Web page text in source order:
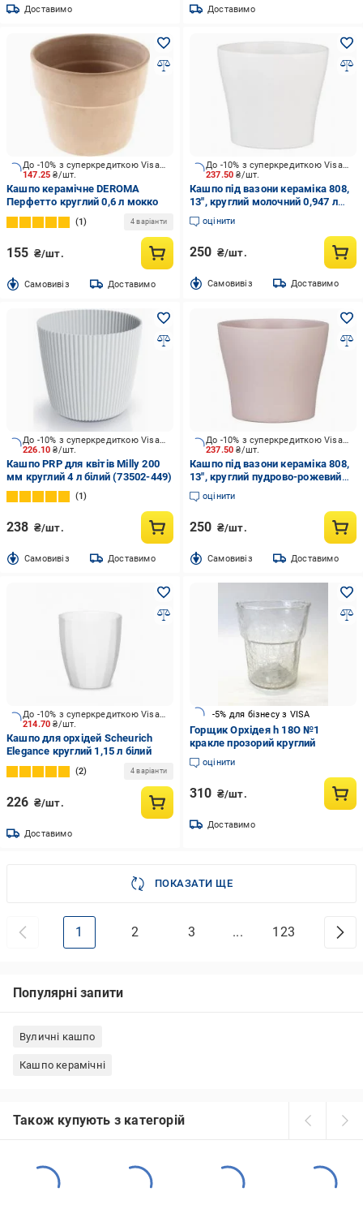
Доставимо Доставимо
147.25₴/шт.
До -10% з суперкредиткою Visa Вигода
Кашпо керамічне DEROMA
Перфетто круглий 0,6 л мокко
1 4 варіанти
155 ₴/шт.
Cамовивіз Доставимо
237.50₴/шт.
До -10% з суперкредиткою Visa Вигода
Кашпо під вазони кераміка 808,
13", круглий молочний 0,947 л
Scheurich (269398)
оцінити
250 ₴/шт.
Cамовивіз Доставимо
226.10₴/шт.
До -10% з суперкредиткою Visa Вигода
Кашпо PRP для квітів Milly 200
мм круглий 4 л білий (73502-449)
1
238 ₴/шт.
Cамовивіз Доставимо
237.50₴/шт.
До -10% з суперкредиткою Visa Вигода
Кашпо під вазони кераміка 808,
13", круглий пудрово-рожевий
0,947 л Scheurich (304167)
оцінити
250 ₴/шт.
Cамовивіз Доставимо
214.70₴/шт.
До -10% з суперкредиткою Visa Вигода
Кашпо для орхідей Scheurich
Elegance круглий 1,15 л білий
2 4 варіанти
226 ₴/шт.
Доставимо
-5% для бізнесу з VISA
Горщик Орхідея h 18O №1
кракле прозорий круглий
оцінити
310 ₴/шт.
Доставимо
ПОКАЗАТИ ЩЕ
1 2 3 ... 123
Популярні запити
Вуличні кашпо
Кашпо керамічні
Також купують з категорій